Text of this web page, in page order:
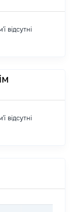
відсутні
відсутні